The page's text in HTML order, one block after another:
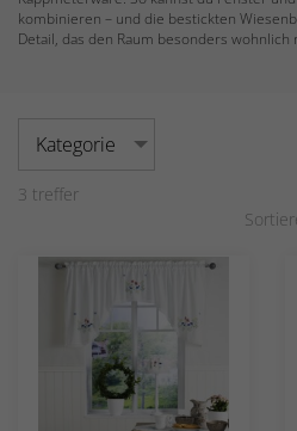
kombinieren – und die bestickten
Detail, das den Raum besonders wohnlich
Kategorie
3 treffer